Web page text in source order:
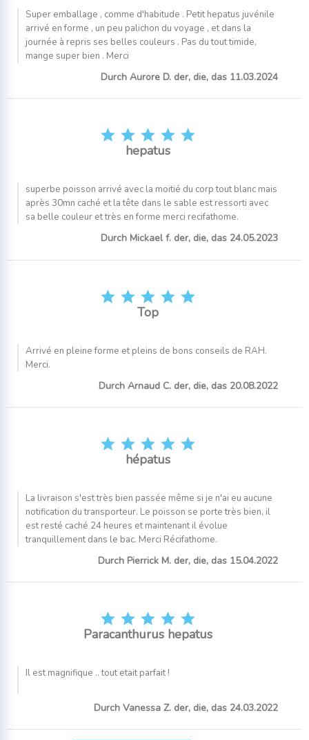
Super emballage , comme d'habitude . Petit hepatus juvénile
arrivé en forme , un peu palichon du voyage , et dans la
journée à repris ses belles couleurs . Pas du tout timide,
mange super bien . Merci
Durch Aurore D. der, die, das 11.03.2024
    
hepatus
superbe poisson arrivé avec la moitié du corp tout blanc mais
après 30mn caché et la tête dans le sable est ressorti avec
sa belle couleur et très en forme merci recifathome.
Durch Mickael f. der, die, das 24.05.2023
    
Top
Arrivé en pleine forme et pleins de bons conseils de RAH.
Merci.
Durch Arnaud C. der, die, das 20.08.2022
    
hépatus
La livraison s'est très bien passée même si je n'ai eu aucune
notification du transporteur. Le poisson se porte très bien, il
est resté caché 24 heures et maintenant il évolue
tranquillement dans le bac. Merci Récifathome.
Durch Pierrick M. der, die, das 15.04.2022
    
Paracanthurus hepatus
Il est magnifique .. tout etait parfait !
Durch Vanessa Z. der, die, das 24.03.2022